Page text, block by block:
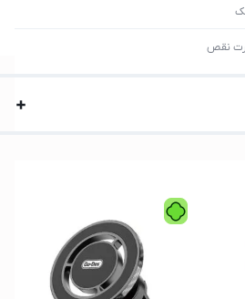
.
نقص